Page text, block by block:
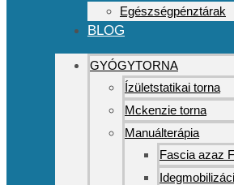
Egészségpénztárak
BLOG
GYÓGYTORNA
Ízületstatikai torna
Mckenzie torna
Manuálterápia
Fascia azaz